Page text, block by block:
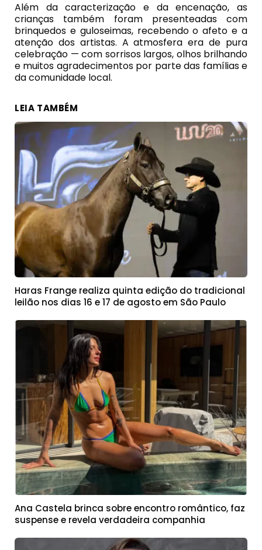
Além da caracterização e da encenação, as
crianças também foram presenteadas com
brinquedos e guloseimas, recebendo o afeto e a
atenção dos artistas. A atmosfera era de pura
celebração — com sorrisos largos, olhos brilhando
e muitos agradecimentos por parte das famílias e
da comunidade local.
LEIA TAMBÉM
Haras Frange realiza quinta edição do tradicional
leilão nos dias 16 e 17 de agosto em São Paulo
Ana Castela brinca sobre encontro romântico, faz
suspense e revela verdadeira companhia